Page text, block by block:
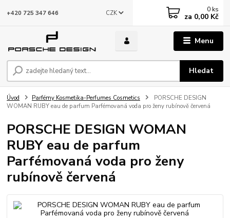
Menu
CZK
Hledat
+420 725 347 646 0 ks
za 0,00 Kč
Úvod Parfémy Kosmetika-Perfumes Cosmetics
PORSCHE DESIGN
WOMAN RUBY eau de parfum Parfémovaná voda pro ženy rubínově červená
PORSCHE DESIGN WOMAN
RUBY eau de parfum
Parfémovaná voda pro ženy
rubínově červená